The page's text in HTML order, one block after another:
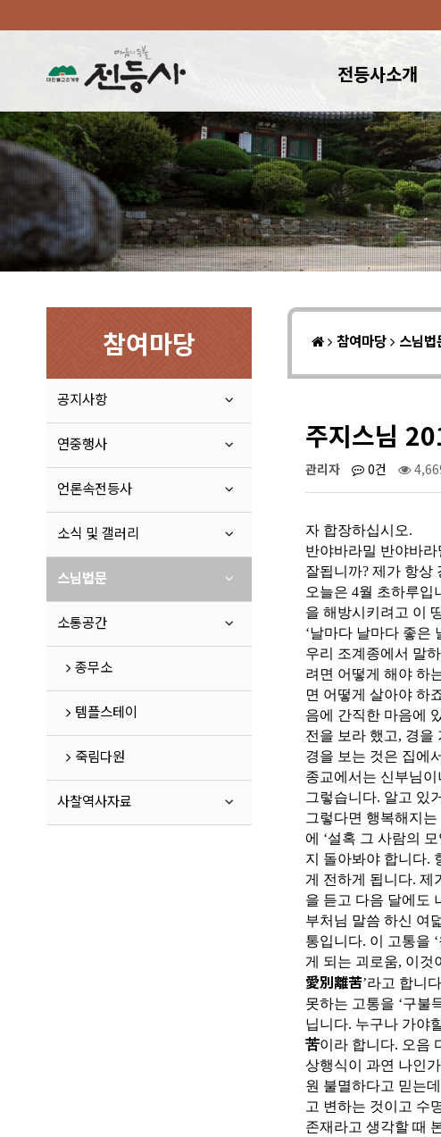
전등사소개
참여마당
공지사항
연중행사
언론속전등사
소식 및 갤러리
스님법문
소통공간
종무소
템플스테이
죽림다원
사찰역사자료
참여마당 스님법
주지스님
관리자 0건
자 합장하십시오.
반야바라밀 반야바
잘됩니까? 제가 항상
오늘은 4월 초하루입
을 해방시키려고 이
‘날마다 날마다 좋은
우리 조계종에서 말
려면 어떻게 해야 하
면 어떻게 살아야 하
음에 간직한 마음에
전을 보라 했고, 경을
경을 보는 것은 집에
종교에서는 신부님
그렇습니다. 알고 있
그렇다면 행복해지
에 ‘설혹 그 사람의
지 돌아봐야 합니다.
게 전하게 됩니다. 제
을 듣고 다음 달에도
부처님 말씀 하신 여
통입니다. 이 고통을
게 되는 괴로움, 이것
愛別離苦’라고 합니
못하는 고통을 ‘구불
닙니다. 누구나 가야
苦이라 합니다. 오음
상행식이 과연 나인
원 불멸하다고 믿는
고 변하는 것이고 수
존재라고 생각할 때